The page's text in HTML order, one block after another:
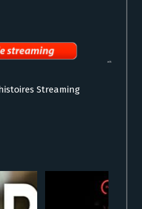
Streaming